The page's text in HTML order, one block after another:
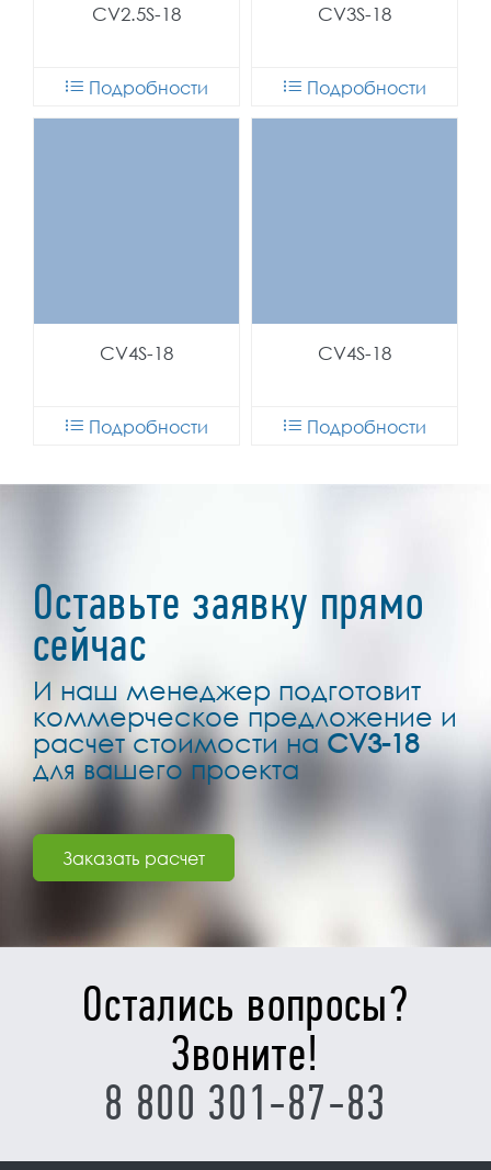
CV2.5S-18
Подробности
CV3S-18
Подробности
CV4S-18
Подробности
CV4S-18
Подробности
Оставьте заявку прямо
сейчас
И наш менеджер подготовит
коммерческое предложение и
расчет стоимости наCV3-18
для вашего проекта
Заказать расчет
Остались вопросы?
Звоните!
8 800 301-87-83